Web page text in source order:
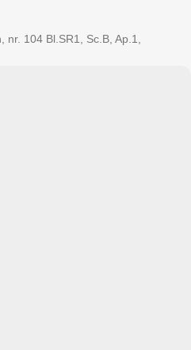
104 Bl.SR1, Sc.B, Ap.1,